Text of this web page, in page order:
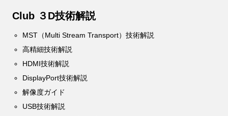
Club ３D技術解説
MST（Multi Stream Transport）技術解説
高精細技術解説
HDMI技術解説
DisplayPort技術解説
解像度ガイド
USB技術解説